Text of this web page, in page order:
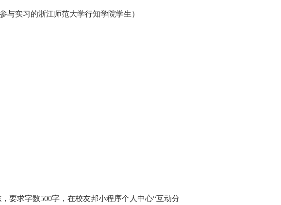
与实习的浙江师范大学行知学院学生）
要求字数500字，在校友邦小程序个人中心“互动分